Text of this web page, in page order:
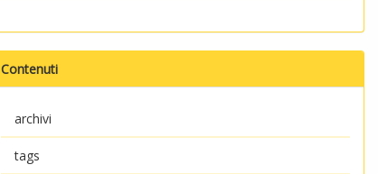
Contenuti
archivi
tags